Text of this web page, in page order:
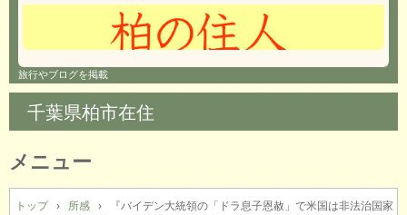
旅行やブログを掲載
千葉県柏市在住
メニュー
コ
ントップ › 所感 ›
『バイデン大統領の「ドラ息子恩赦」で米国は非法治国家